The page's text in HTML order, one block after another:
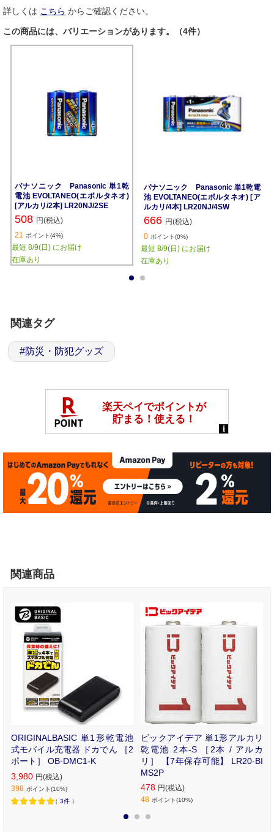
詳しくは こちら からご確認ください。
この商品には、バリエーションがあります。（4件）
パナソニック Panasonic 単1乾
電池 EVOLTANEO(エボルタネオ)
[アルカリ/2本] LR20NJ/2SE
508 円(税込)
21 ポイント(4%)
最短 8/9(日) にお届け
在庫あり
パナソニック Panasonic 単1乾電
池 EVOLTANEO(エボルタネオ) [ア
ルカリ/4本] LR20NJ/4SW
666 円(税込)
0 ポイント(0%)
最短 8/9(日) にお届け
在庫あり
関連タグ
#防災・防犯グッズ
関連商品
ORIGINALBASIC 単1形乾電池
式モバイル充電器 ドカでん ［2
ポート］ OB-DMC1-K
3,980 円(税込)
398 ポイント(10%)
（ 3件 ）
ビックアイデア 単1形アルカリ
乾電池 2本-S ［2本 / アルカ
リ］ 【7年保存可能】 LR20-BI
MS2P
478 円(税込)
48 ポイント(10%)